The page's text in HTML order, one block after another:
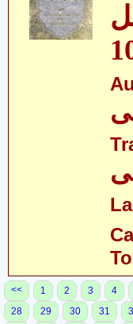
<< 1 2 3 4
28
29 30 31